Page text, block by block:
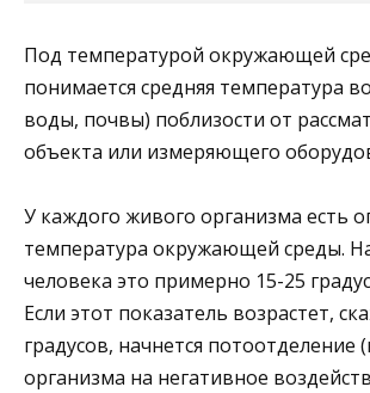
Под температурой окружающей
понимается средняя температура
воды, почвы) поблизости от
объекта или измеряющего
У каждого живого организма есть
температура окружающей среды.
человека это примерно 15-25
Если этот показатель возрастет,
градусов, начнется потоотделение
организма на негативное